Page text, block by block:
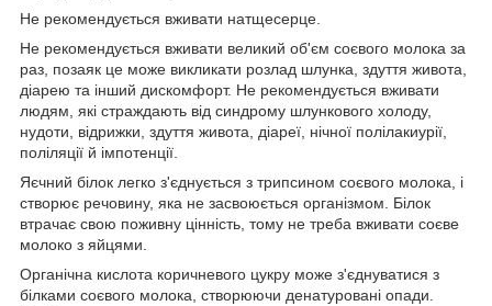
Не рекомендується вживати натщесерце.
Не рекомендується вживати великий об'єм соєвого молока за
раз, позаяк це може викликати розлад шлунка, здуття живота,
діарею та інший дискомфорт. Не рекомендується вживати
людям, які страждають від синдрому шлункового холоду,
нудоти, відрижки, здуття живота, діареї, нічної полілакиурії,
поліляції й імпотенції.
Яєчний білок легко з'єднується з трипсином соєвого молока, і
створює речовину, яка не засвоюється організмом. Білок
втрачає свою поживну цінність, тому не треба вживати соєве
молоко з яйцями.
Органічна кислота коричневого цукру може з'єднуватися з
білками соєвого молока, створюючи денатуровані опади.